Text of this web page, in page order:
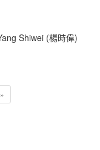
Shiwei (楊時偉)
»